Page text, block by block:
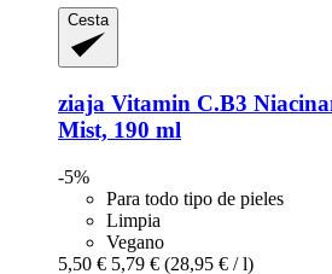
Cesta
ziaja Vitamin C.B3
Mist, 190 ml
-5%
Para todo tipo de pieles
Limpia
Vegano
5,50 € 5,79 € (28,95 € / l)